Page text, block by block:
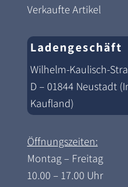
Verkaufte Artikel
Ladengeschäft
Wilhelm-Kaulisch-
D – 01844 Neustadt
Kaufland)
Öffnungszeiten:
Montag – Freitag
10.00 – 17.00 Uhr